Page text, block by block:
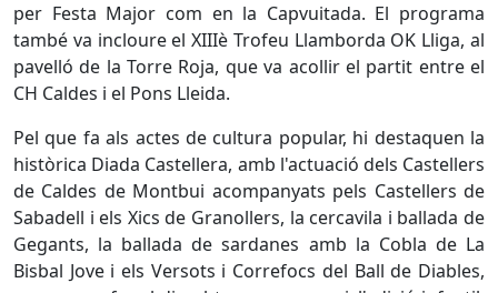
per Festa Major com en la Capvuitada. El programa
també va incloure el XIIIè Trofeu Llamborda OK Lliga, al
pavelló de la Torre Roja, que va acollir el partit entre el
CH Caldes i el Pons Lleida.
Pel que fa als actes de cultura popular, hi destaquen la
històrica Diada Castellera, amb l'actuació dels Castellers
de Caldes de Montbui acompanyats pels Castellers de
Sabadell i els Xics de Granollers, la cercavila i ballada de
Gegants, la ballada de sardanes amb la Cobla de La
Bisbal Jove i els Versots i Correfocs del Ball de Diables,